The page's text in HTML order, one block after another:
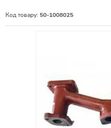
Код товару: 50-1008025